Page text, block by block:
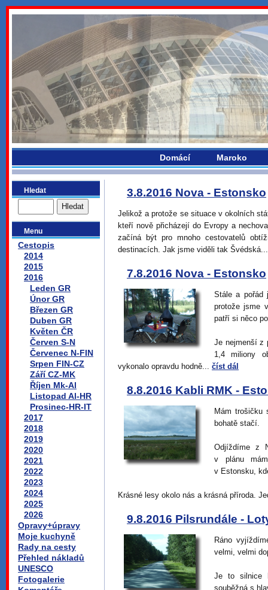
bydlikemevropou.com
Domácí Maroko
Hledat
Menu
Cestopis
2014
2015
2016
Leden GR
Únor GR
Březen GR
Duben GR
Květen ČR
Červen S-N
Červenec N-FIN
Srpen FIN-CZ
Září CZ-MK
Říjen Mk-Al
Listopad Al-HR
Prosinec-HR-IT
2017
2018
2019
2020
2021
2022
2023
2024
2025
2026
Opravy+úpravy
Moje kuchyně
Rady na cesty
Přehled nákladů
UNESCO
Fotogalerie
3.8.2016 Nova - Estonsko
Jelikož a protože se situace v okolních
kteří nově přicházejí do Evropy a
začíná být pro mnoho cestovatelů
destinacích. Jak jsme viděli tak
7.8.2016 Nova - Estonsko
Stále a pořád
protože jsme
patří si něco
Je nejmenší z
1,4 miliony
vykonalo opravdu hodně... číst dál
8.8.2016 Kabli RMK -
Mám
bohatě stačí.
Odjíždíme z
v plánu
v Estonsku,
Krásné lesy okolo nás a krásná příroda.
9.8.2016 Pilsrundále -
Ráno
velmi, velmi
Je to silnice
souběžná s